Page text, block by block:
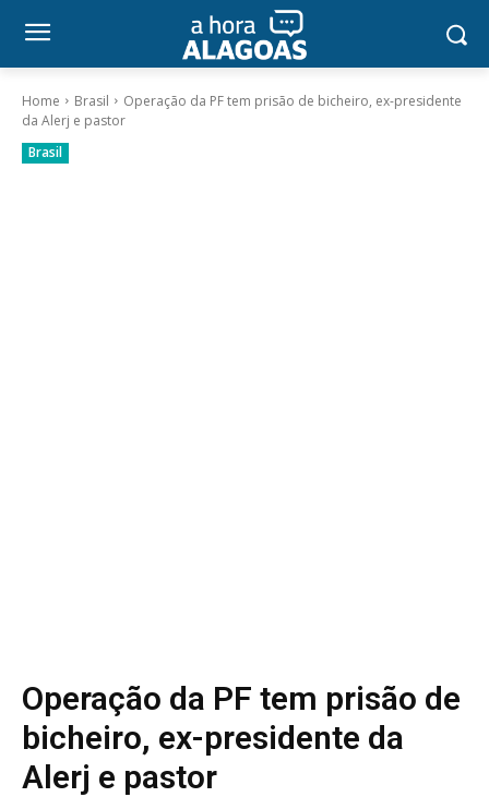
Home Brasil
Operação da PF tem prisão de bicheiro, ex-presidente
da Alerj e pastor
Brasil
Operação da PF tem prisão de
bicheiro, ex-presidente da
Alerj e pastor